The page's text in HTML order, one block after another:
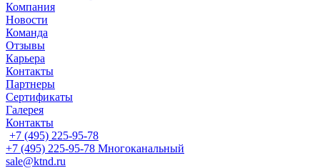
Компания
Новости
Команда
Отзывы
Карьера
Контакты
Партнеры
Сертификаты
Галерея
Контакты
+7 (495) 225-95-78
+7 (495) 225-95-78 Многоканальный
sale@ktnd.ru